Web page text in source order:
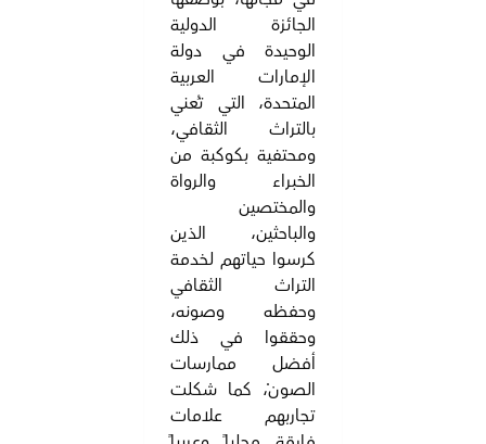
الجائزة الدولية
الوحيدة في دولة
الإمارات العربية
المتحدة، التي تُعني
بالتراث الثقافي،
ومحتفية بكوكبة من
الخبراء والرواة
والمختصين
والباحثين، الذين
كرسوا حياتهم لخدمة
التراث الثقافي
وحفظه وصونه،
وحققوا في ذلك
أفضل ممارسات
الصونْ، كما شكلت
تجاربهم علامات